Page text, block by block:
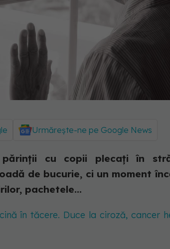
Urmărește-ne pe Google News
cu copii plecați în
de bucurie, ci un moment
pachetele...
în tăcere. Duce la ciroză, cancer